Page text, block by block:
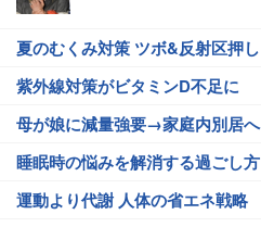
夏のむくみ対策 ツボ&反射区押し
紫外線対策がビタミンD不足に
母が娘に減量強要→家庭内別居へ
睡眠時の悩みを解消する過ごし方
運動より代謝 人体の省エネ戦略